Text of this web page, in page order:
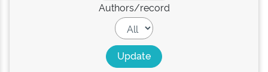
Authors/record